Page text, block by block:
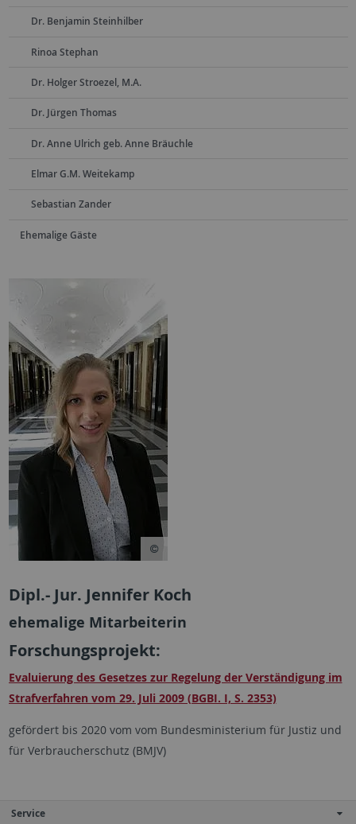
Dr. Benjamin Steinhilber
Rinoa Stephan
Dr. Holger Stroezel, M.A.
Dr. Jürgen Thomas
Dr. Anne Ulrich geb. Anne Bräuchle
Elmar G.M. Weitekamp
Sebastian Zander
Ehemalige Gäste
Dipl.- Jur. Jennifer Koch
ehemalige Mitarbeiterin
Forschungsprojekt:
Evaluierung des Gesetzes zur Regelung der Verständigung im
Strafverfahren vom 29. Juli 2009 (BGBI. I, S. 2353)
gefördert bis 2020 vom vom Bundesministerium für Justiz und
für Verbraucherschutz (BMJV)
Service